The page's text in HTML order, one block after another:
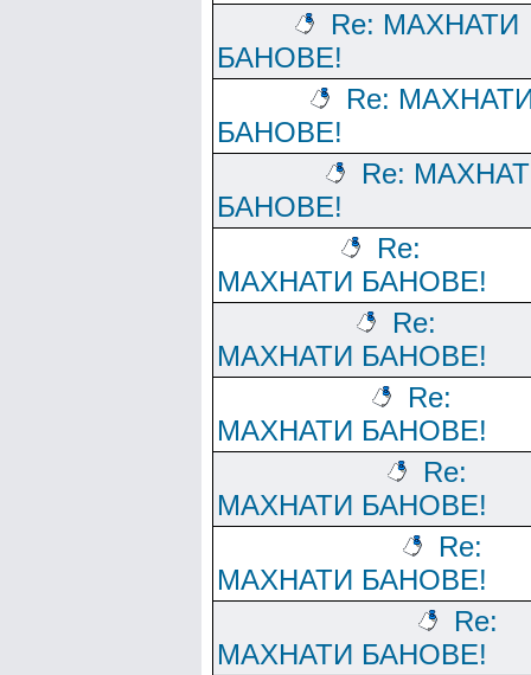
Re: МАХНАТИ
БАНОВЕ!
Re:
БАНОВЕ!
Re:
БАНОВЕ!
Re:
МАХНАТИ БАНОВЕ!
Re:
МАХНАТИ БАНОВЕ!
Re:
МАХНАТИ БАНОВЕ!
Re:
МАХНАТИ БАНОВЕ!
Re:
МАХНАТИ БАНОВЕ!
Re:
МАХНАТИ БАНОВЕ!